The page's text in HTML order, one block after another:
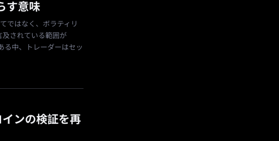
す意味
ではなく、ボラティリ
及されている範囲が
る中、トレーダーはセッ
ンの検証を再